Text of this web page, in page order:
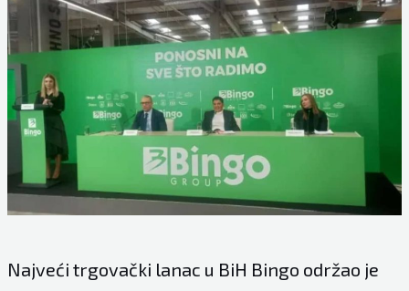
Najveći trgovački lanac u BiH Bingo održao je